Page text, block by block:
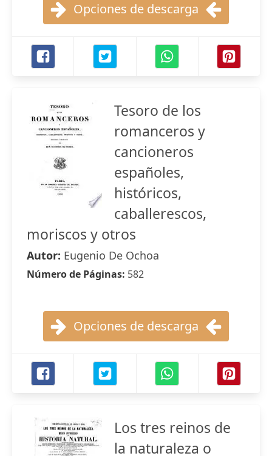
Opciones de descarga
Tesoro de los
romanceros y
cancioneros
españoles,
históricos,
caballerescos,
moriscos y otros
Autor: Eugenio De Ochoa
Número de Páginas: 582
Opciones de descarga
Los tres reinos de
la naturaleza o